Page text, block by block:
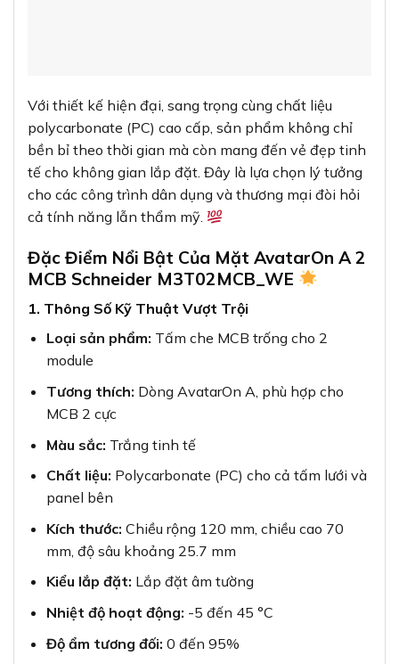
Với thiết kế hiện đại, sang trọng cùng chất liệu
polycarbonate (PC) cao cấp, sản phẩm không chỉ
bền bỉ theo thời gian mà còn mang đến vẻ đẹp tinh
tế cho không gian lắp đặt. Đây là lựa chọn lý tưởng
cho các công trình dân dụng và thương mại đòi hỏi
cả tính năng lẫn thẩm mỹ.
Đặc Điểm Nổi Bật Của Mặt AvatarOn A 2
MCB Schneider M3T02MCB_WE
1. Thông Số Kỹ Thuật Vượt Trội
Loại sản phẩm: Tấm che MCB trống cho 2
module
Tương thích: Dòng AvatarOn A, phù hợp cho
MCB 2 cực
Màu sắc: Trắng tinh tế
Chất liệu: Polycarbonate (PC) cho cả tấm lưới và
panel bên
Kích thước: Chiều rộng 120 mm, chiều cao 70
mm, độ sâu khoảng 25.7 mm
Kiểu lắp đặt: Lắp đặt âm tường
Nhiệt độ hoạt động: -5 đến 45 °C
Độ ẩm tương đối: 0 đến 95%